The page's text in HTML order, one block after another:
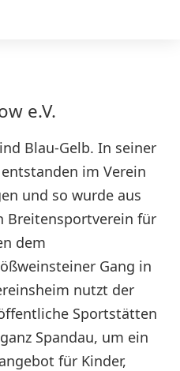
e.V.
Blau-Gelb. In seiner
im Verein
und so wurde aus
Breitensportverein für
dem
Gang in
nutzt der
Sportstätten
Spandau, um ein
für Kinder,